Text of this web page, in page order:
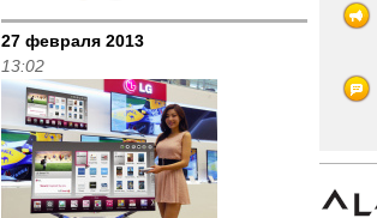
27 февраля 2013
13:02